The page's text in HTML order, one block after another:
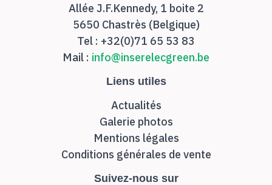
Allée J.F.Kennedy, 1 boite 2
5650 Chastrès (Belgique)
Tel : +32(0)71 65 53 83
Mail : info@inserelecgreen.be
Liens utiles
Actualités
Galerie photos
Mentions légales
Conditions générales de vente
Suivez-nous sur